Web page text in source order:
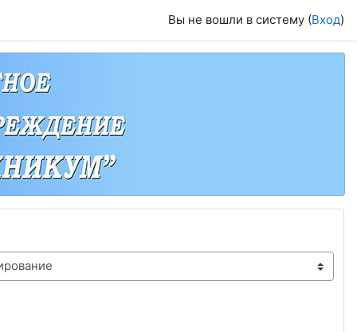
Вы не вошли в систему (Вход)